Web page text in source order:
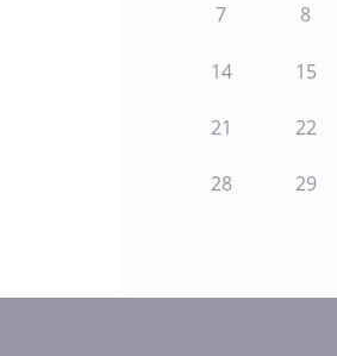
7 8
14 15
21 22
28 29